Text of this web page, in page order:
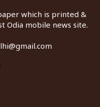
which is printed &
Odia mobile news site.